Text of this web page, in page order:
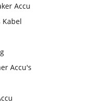
Accu
Kabel
Accu's